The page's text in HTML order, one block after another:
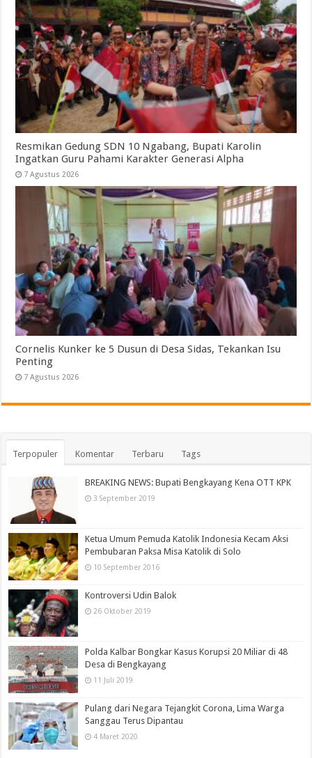
Resmikan Gedung SDN 10 Ngabang, Bupati Karolin
Ingatkan Guru Pahami Karakter Generasi Alpha
7 Agustus 2026
Cornelis Kunker ke 5 Dusun di Desa Sidas, Tekankan Isu
Penting
7 Agustus 2026
Terpopuler Komentar Terbaru Tags
BREAKING NEWS: Bupati Bengkayang Kena OTT KPK
3 September 2019
Ketua Umum Pemuda Katolik Indonesia Kecam Aksi
Pembubaran Paksa Misa Katolik di Solo
10 September 2016
Kontroversi Udin Balok
26 Oktober 2019
Polda Kalbar Bongkar Kasus Korupsi 20 Miliar di 48
Desa di Bengkayang
11 Juli 2019
Pulang dari Negara Tejangkit Corona, Lima Warga
Sanggau Terus Dipantau
4 Maret 2020